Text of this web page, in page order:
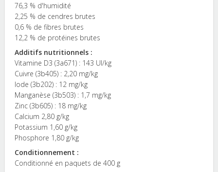
76,3 % d'humidité
2,25 % de cendres brutes
0,6 % de fibres brutes
12,2 % de protéines brutes
Additifs nutritionnels :
Vitamine D3 (3a671) : 143 UI/kg
Cuivre (3b405) : 2,20 mg/kg
Iode (3b202) : 12 mg/kg
Manganèse (3b503) : 1,7 mg/kg
Zinc (3b605) : 18 mg/kg
Calcium 2,80 g/kg
Potassium 1,60 g/kg
Phosphore 1,80 g/kg
Conditionnement :
Conditionné en paquets de 400 g